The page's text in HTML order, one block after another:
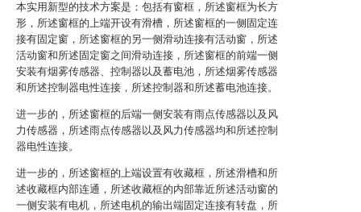
本实用新型的技术方案是：包括有窗框，所述窗框为长方
形，所述窗框的上端开设有滑槽，所述窗框的一侧固定连
接有固定窗，所述窗框的另一侧滑动连接有活动窗，所述
活动窗和所述固定窗之间滑动连接，所述窗框的前端一侧
安装有烟雾传感器、控制器以及蓄电池，所述烟雾传感器
和所述控制器电性连接，所述控制器和所述蓄电池连接。
进一步的，所述窗框的后端一侧安装有雨点传感器以及风
力传感器，所述雨点传感器以及风力传感器均和所述控制
器电性连接。
进一步的，所述窗框的上端设置有收藏框，所述滑槽和所
述收藏框内部连通，所述收藏框的内部靠近所述活动窗的
一侧安装有电机，所述电机的输出端固定连接有转盘，所